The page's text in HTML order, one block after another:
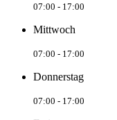
07:00 - 17:00
Mittwoch
07:00 - 17:00
Donnerstag
07:00 - 17:00